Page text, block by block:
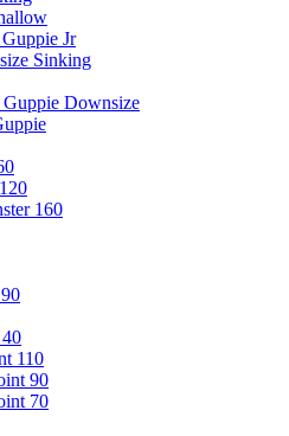
Jr
Sinking
Downsize
160
110
90
70